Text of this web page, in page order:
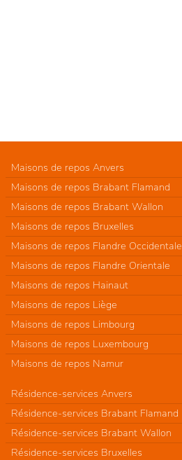
Maisons de repos Anvers
Maisons de repos Brabant Flamand
Maisons de repos Brabant Wallon
Maisons de repos Bruxelles
Maisons de repos Flandre Occidentale
Maisons de repos Flandre Orientale
Maisons de repos Hainaut
Maisons de repos Liège
Maisons de repos Limbourg
Maisons de repos Luxembourg
Maisons de repos Namur
Résidence-services Anvers
Résidence-services Brabant Flamand
Résidence-services Brabant Wallon
Résidence-services Bruxelles